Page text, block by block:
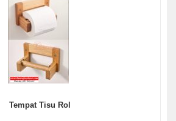
Tempat Tisu Rol